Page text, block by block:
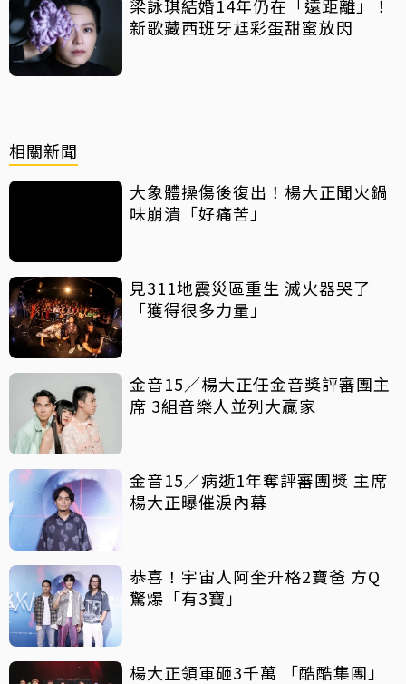
梁詠琪結婚14年仍在「遠距離」！
新歌藏西班牙尪彩蛋甜蜜放閃
相關新聞
大象體操傷後復出！楊大正聞火鍋
味崩潰「好痛苦」
見311地震災區重生 滅火器哭了
「獲得很多力量」
金音15／楊大正任金音獎評審團主
席 3組音樂人並列大贏家
金音15／病逝1年奪評審團獎 主席
楊大正曝催淚內幕
恭喜！宇宙人阿奎升格2寶爸 方Q
驚爆「有3寶」
楊大正領軍砸3千萬 「酷酷集團」